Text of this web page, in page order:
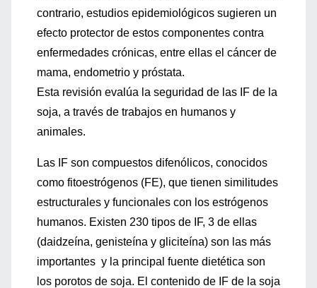
contrario, estudios epidemiológicos sugieren un
efecto protector de estos componentes contra
enfermedades crónicas, entre ellas el cáncer de
mama, endometrio y próstata.
Esta revisión evalúa la seguridad de las IF de la
soja, a través de trabajos en humanos y
animales.
Las IF son compuestos difenólicos, conocidos
como fitoestrógenos (FE), que tienen similitudes
estructurales y funcionales con los estrógenos
humanos. Existen 230 tipos de IF, 3 de ellas
(daidzeína, genisteína y gliciteína) son las más
importantes y la principal fuente dietética son
los porotos de soja. El contenido de IF de la soja